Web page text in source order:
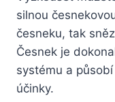
silnou
česneku, tak
Česnek je
systému a
účinky.